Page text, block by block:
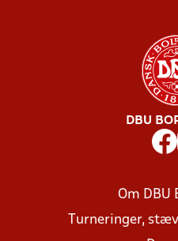
DBU
Om DBU
Turneringer,